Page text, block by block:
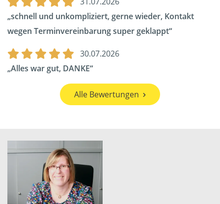
schnell und unkompliziert, gerne wieder, Kontakt
wegen Terminvereinbarung super geklappt
30.07.2026
Alles war gut, DANKE
Alle Bewertungen